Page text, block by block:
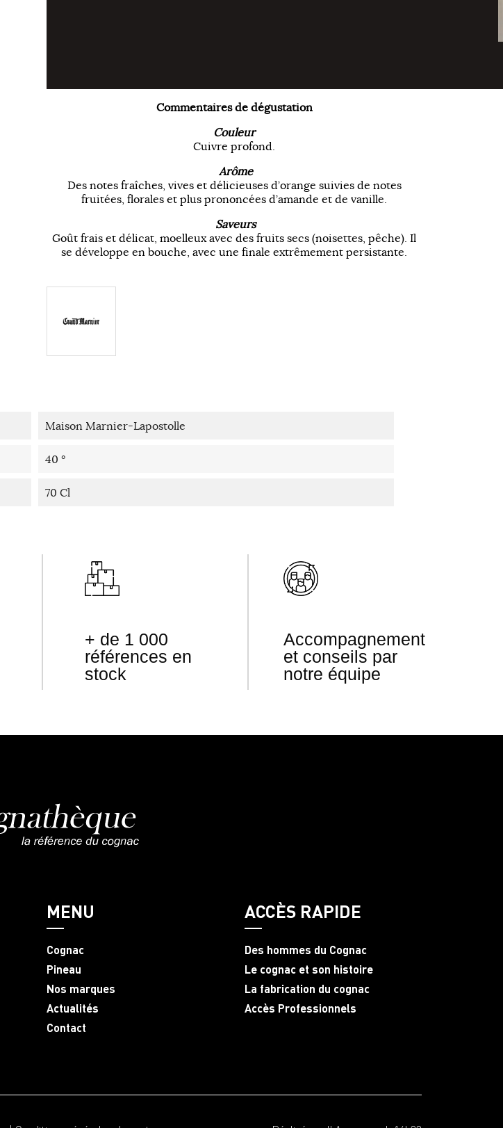
Commentaires de dégustation
Couleur
Cuivre profond.
Arôme
Des notes fraîches, vives et délicieuses d’orange suivies de notes
fruitées, florales et plus prononcées d’amande et de vanille.
Saveurs
Goût frais et délicat, moelleux avec des fruits secs (noisettes, pêche). Il
se développe en bouche, avec une finale extrêmement persistante.
Maison Marnier-Lapostolle
40 °
70 Cl
+ de 1 000
références en
stock
Accompagnement
et conseils par
notre équipe
MENU
Cognac
Pineau
Nos marques
Actualités
Contact
ACCÈS RAPIDE
Des hommes du Cognac
Le cognac et son histoire
La fabrication du cognac
Accès Professionnels